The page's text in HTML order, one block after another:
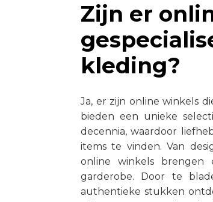
Zijn er
kleding?
Ja, er zijn online winkels
bieden een unieke
decennia, waardoor
items te vinden. Van
online winkels brengen
garderobe. Door te
authentieke stukken